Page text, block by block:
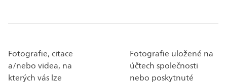
Fotografie, citace
a/nebo videa, na
kterých vás lze
Fotografie uložené na
účtech společnosti
nebo poskytnuté